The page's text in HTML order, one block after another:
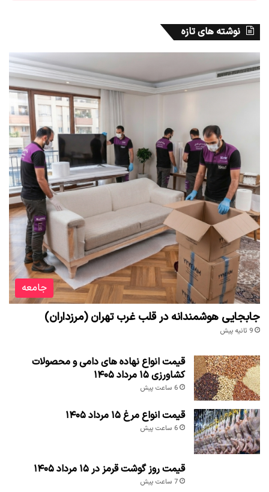
نوشته های تازه
جامعه
جابجایی هوشمندانه در قلب غرب تهران (مرزداران)
9 ثانیه پیش
قیمت انواع نهاده های دامی و محصولات
کشاورزی ۱۵ مرداد ۱۴۰۵
6 ساعت پیش
قیمت انواع مرغ ۱۵ مرداد ۱۴۰۵
6 ساعت پیش
قیمت روز گوشت قرمز در ۱۵ مرداد ۱۴۰۵
7 ساعت پیش